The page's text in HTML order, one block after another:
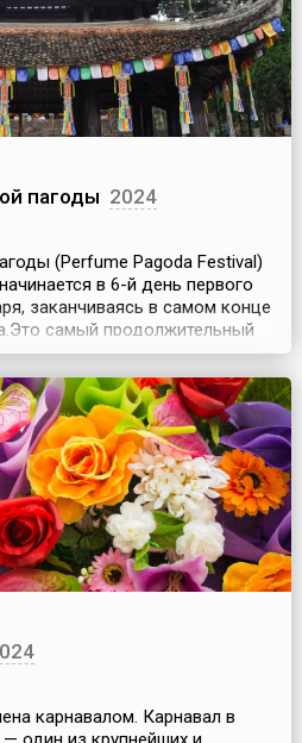
пагоды 2024
(Perfume Pagoda Festival)
в 6-й день первого
заканчиваясь в самом конце
самый продолжительный
продлится более двух
праздника является
в древней священной пещере
месяца лунног...
карнавалом. Карнавал в